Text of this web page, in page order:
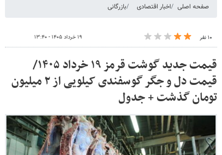
صفحه اصلی اخبار اقتصادی بازرگانی
۱۰ نفر ۱۹ خرداد ۱۴۰۵ - ۱۳:۴۰
قیمت جدید گوشت قرمز ۱۹ خرداد ۱۴۰۵/
قیمت دل و جگر گوسفندی کیلویی از ۲ میلیون
تومان گذشت + جدول